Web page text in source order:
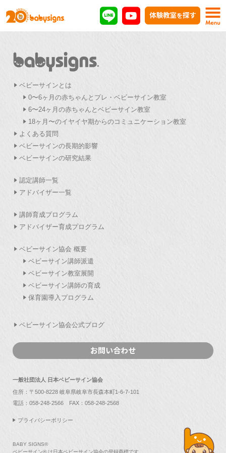
ベビーサインとは
0〜6ヶ月の赤ちゃんとプレ・ベビーサイン教室
6〜24ヶ月の赤ちゃんとベビーサイン教室
18ヶ月〜のイヤイヤ期からのコミュニケーション教室
よくある質問
ベビーサインの長期的影響
ベビーサインの研究結果
認定講師一覧
アドバイザー一覧
講師育成プログラム
アドバイザー育成プログラム
ベビーサイン協会 概要
ベビーサイン講師派遣
ベビーサイン教室展開
ベビーサイン講師の育成
保育園導入プログラム
ベビーサイン協会公式ブログ
お問い合わせ
一般社団法人 日本ベビーサイン協会
住所：〒500-8228 岐阜県岐阜市長森本町1-6-7-101
電話： 058-248-2566 FAX：058-248-2568
プライバシーポリシー
BABY SIGNS®
ベビーサイン® は日本ベビーサイン協会の登録商標です。